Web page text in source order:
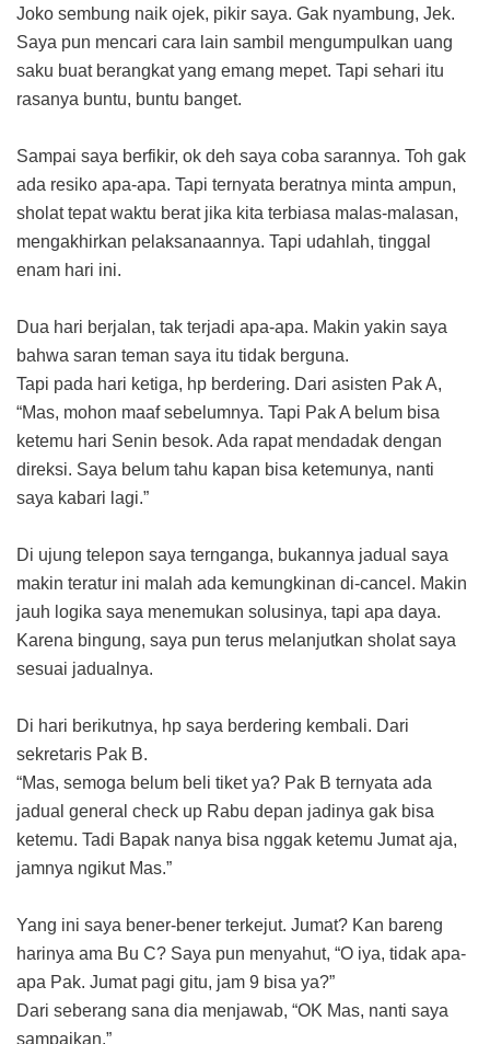
Joko sembung naik ojek, pikir saya. Gak nyambung, Jek.
Saya pun mencari cara lain sambil mengumpulkan uang
saku buat berangkat yang emang mepet. Tapi sehari itu
rasanya buntu, buntu banget.
Sampai saya berfikir, ok deh saya coba sarannya. Toh gak
ada resiko apa-apa. Tapi ternyata beratnya minta ampun,
sholat tepat waktu berat jika kita terbiasa malas-malasan,
mengakhirkan pelaksanaannya. Tapi udahlah, tinggal
enam hari ini.
Dua hari berjalan, tak terjadi apa-apa. Makin yakin saya
bahwa saran teman saya itu tidak berguna.
Tapi pada hari ketiga, hp berdering. Dari asisten Pak A,
“Mas, mohon maaf sebelumnya. Tapi Pak A belum bisa
ketemu hari Senin besok. Ada rapat mendadak dengan
direksi. Saya belum tahu kapan bisa ketemunya, nanti
saya kabari lagi.”
Di ujung telepon saya ternganga, bukannya jadual saya
makin teratur ini malah ada kemungkinan di-cancel. Makin
jauh logika saya menemukan solusinya, tapi apa daya.
Karena bingung, saya pun terus melanjutkan sholat saya
sesuai jadualnya.
Di hari berikutnya, hp saya berdering kembali. Dari
sekretaris Pak B.
“Mas, semoga belum beli tiket ya? Pak B ternyata ada
jadual general check up Rabu depan jadinya gak bisa
ketemu. Tadi Bapak nanya bisa nggak ketemu Jumat aja,
jamnya ngikut Mas.”
Yang ini saya bener-bener terkejut. Jumat? Kan bareng
harinya ama Bu C? Saya pun menyahut, “O iya, tidak apa-
apa Pak. Jumat pagi gitu, jam 9 bisa ya?”
Dari seberang sana dia menjawab, “OK Mas, nanti saya
sampaikan.”